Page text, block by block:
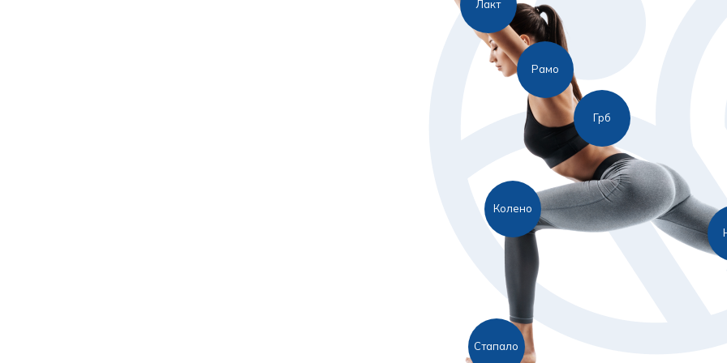
Рамо
Грб
Лакт
Колено
Стапало